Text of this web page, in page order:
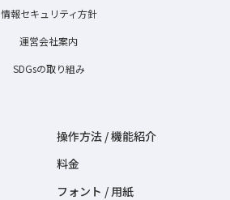
情報セキュリティ方針
運営会社案内
SDGsの取り組み
操作方法 / 機能紹介
料金
フォント / 用紙